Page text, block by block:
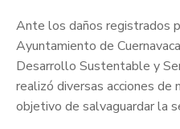
Ante los daños registrados
Ayuntamiento de
Desarrollo Sustentable y
realizó diversas acciones de
objetivo de salvaguardar la